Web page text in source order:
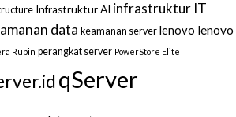
Infrastruktur AI infrastruktur IT
data keamanan server lenovo lenovo
Rubin perangkat server PowerStore Elite
qServer